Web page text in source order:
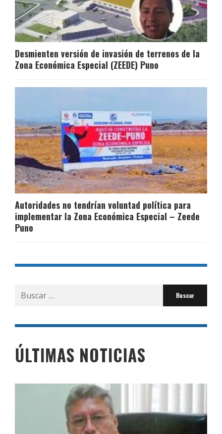
Desmienten versión de invasión de terrenos de la
Zona Económica Especial (ZEEDE) Puno
Autoridades no tendrían voluntad política para
implementar la Zona Económica Especial – Zeede
Puno
Buscar
por:
ÚLTIMAS NOTICIAS